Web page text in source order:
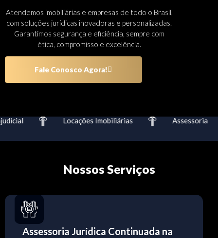
Atendemos imobiliárias e empresas de todo o Brasil,
com soluções jurídicas inovadoras e personalizadas.
Garantimos segurança e eficiência, sempre com
ética, compromisso e excelência.
Fale Conosco Agora!
Locações Imobiliárias Assessoria
Nossos Serviços
Assessoria Jurídica Continuada na